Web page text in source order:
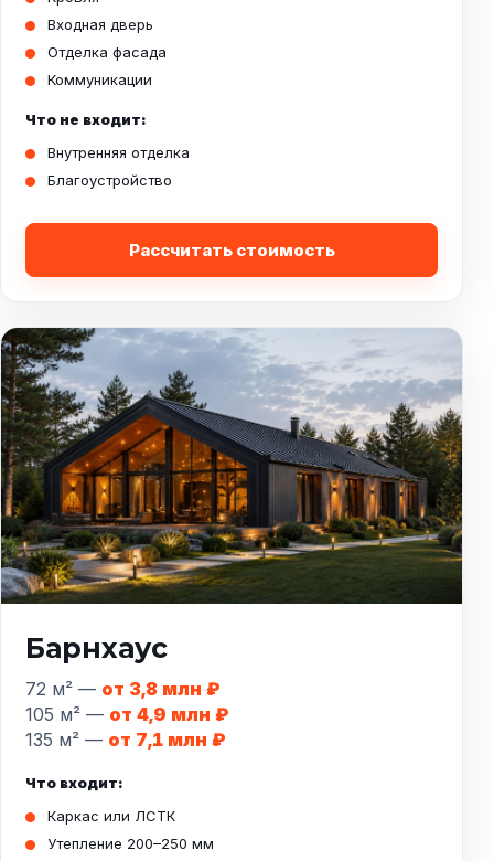
Входная дверь
Отделка фасада
Коммуникации
Что не входит:
Внутренняя отделка
Благоустройство
Рассчитать стоимость
Барнхаус
72 м² — от 3,8 млн ₽
105 м² — от 4,9 млн ₽
135 м² — от 7,1 млн ₽
Что входит:
Каркас или ЛСТК
Утепление 200–250 мм